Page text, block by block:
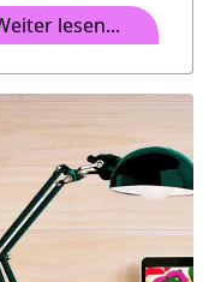
lesen...